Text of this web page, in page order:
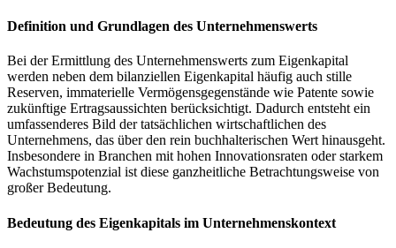
Definition und Grundlagen des Unternehmenswerts
Bei der Ermittlung des Unternehmenswerts zum Eigenkapital
werden neben dem bilanziellen Eigenkapital häufig auch stille
Reserven, immaterielle Vermögensgegenstände wie Patente sowie
zukünftige Ertragsaussichten berücksichtigt. Dadurch entsteht ein
umfassenderes Bild der tatsächlichen wirtschaftlichen des
Unternehmens, das über den rein buchhalterischen Wert hinausgeht.
Insbesondere in Branchen mit hohen Innovationsraten oder starkem
Wachstumspotenzial ist diese ganzheitliche Betrachtungsweise von
großer Bedeutung.
Bedeutung des Eigenkapitals im Unternehmenskontext